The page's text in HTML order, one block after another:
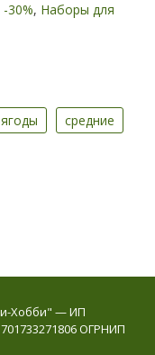
30%, Наборы для
средние
Хобби" — ИП
ОГРНИП